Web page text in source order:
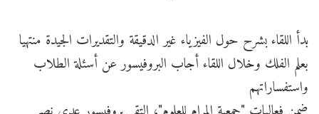
بدأ اللقاء بشرح حول الفيزياء غير الدقيقة والتقديرات الجيدة منتهيا
بعلم الفلك وخلال اللقاء أجاب البروفيسور عن أسئلة الطلاب
واستفساراتهم